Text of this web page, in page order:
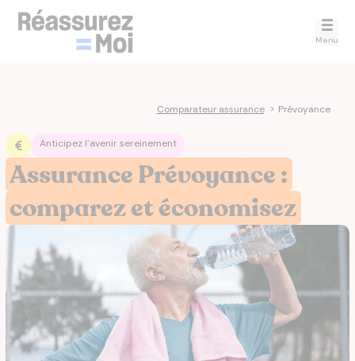
Menu
Comparateur assurance > Prévoyance
Anticipez l'avenir sereinement
Assurance Prévoyance :
comparez et économisez